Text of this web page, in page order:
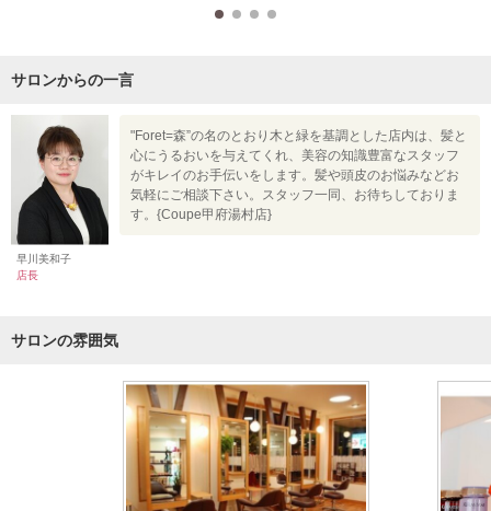
サロンからの一言
早川美和子
店長
"Foret=森”の名のとおり木と緑を基調とした店内は、髪と
心にうるおいを与えてくれ、美容の知識豊富なスタッフ
がキレイのお手伝いをします。髪や頭皮のお悩みなどお
気軽にご相談下さい。スタッフ一同、お待ちしておりま
す。{Coupe甲府湯村店}
サロンの雰囲気